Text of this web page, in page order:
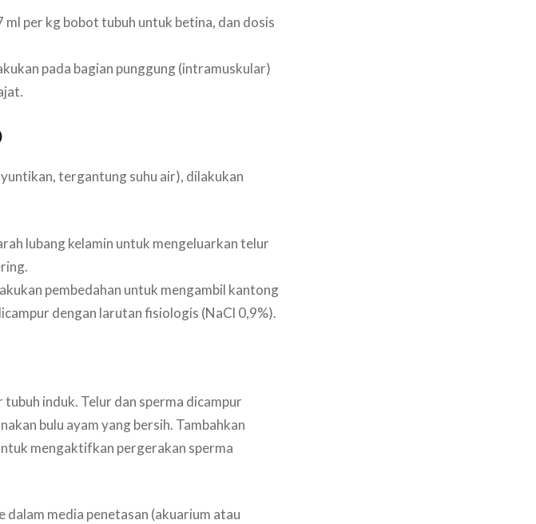
per kg bobot tubuh untuk betina, dan dosis
pada bagian punggung (intramuskular)
tergantung suhu air), dilakukan
lubang kelamin untuk mengeluarkan telur
pembedahan untuk mengambil kantong
dengan larutan fisiologis (NaCl 0,9%).
tubuh induk. Telur dan sperma dicampur
bulu ayam yang bersih. Tambahkan
mengaktifkan pergerakan sperma
media penetasan (akuarium atau